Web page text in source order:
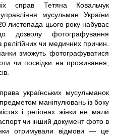
справ Тетяна Ковальчук
мусульман України
листопада цього року набуває
фотографування
чи медичних причин.
зможуть фотографуватися
чи посвідки на проживання,
українських мусульманок
маніпулювань із боку
і регіонах жінки не мали
чи інший документ фото в
отримували відмови — це